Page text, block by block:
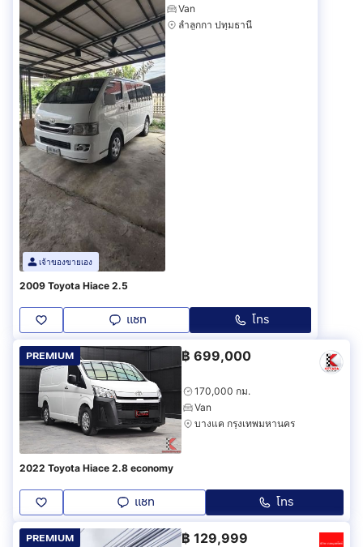
เจ้าของขายเอง
Van
ลำลูกกา ปทุมธานี
2009 Toyota Hiace 2.5
แชท โทร
PREMIUM ฿ 699,000
170,000 กม.
Van
บางแค กรุงเทพมหานคร
2022 Toyota Hiace 2.8 economy
แชท โทร
PREMIUM ฿ 129,999